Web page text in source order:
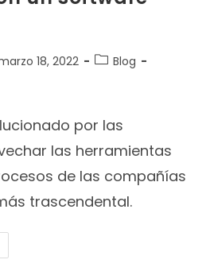
18, 2022
Blog
por las
las herramientas
de las compañías
trascendental.